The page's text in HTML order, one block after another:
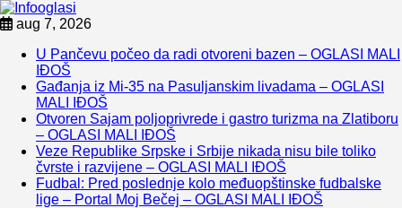
Skip
content
aug 7, 2026
U Pančevu počeo da radi otvoreni bazen – OGLASI MALI
IĐOŠ
Gađanja iz Mi-35 na Pasuljanskim livadama – OGLASI
MALI IĐOŠ
Otvoren Sajam poljoprivrede i gastro turizma na Zlatiboru
– OGLASI MALI IĐOŠ
Veze Republike Srpske i Srbije nikada nisu bile toliko
čvrste i razvijene – OGLASI MALI IĐOŠ
Fudbal: Pred poslednje kolo međuopštinske fudbalske
lige – Portal Moj Bečej – OGLASI MALI IĐOŠ